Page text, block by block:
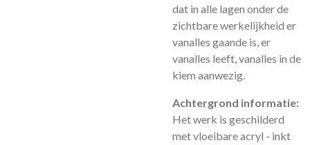
dat in alle lagen onder de
zichtbare werkelijkheid er
vanalles gaande is, er
vanalles leeft, vanalles in de
kiem aanwezig.
Achtergrond informatie:
Het werk is geschilderd
met vloeibare acryl - inkt